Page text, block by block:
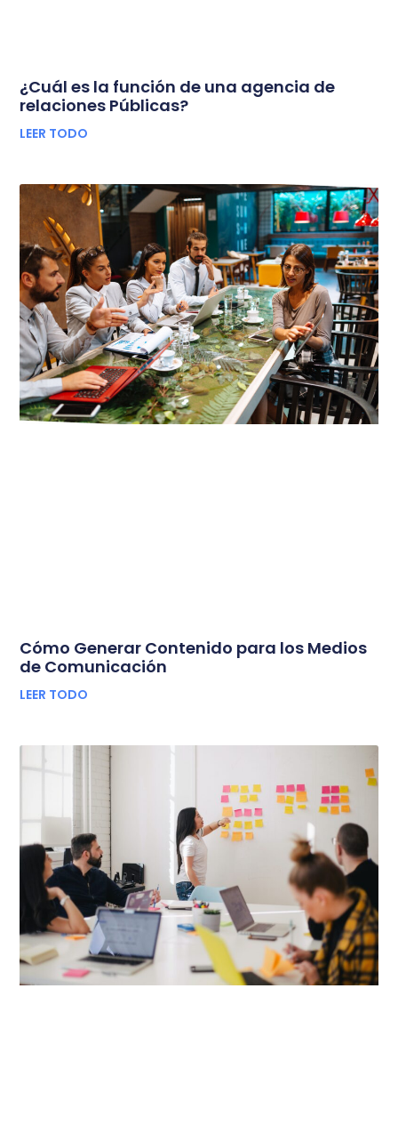
¿Cuál es la función de una agencia de
relaciones Públicas?
LEER TODO
Cómo Generar Contenido para los Medios
de Comunicación
LEER TODO